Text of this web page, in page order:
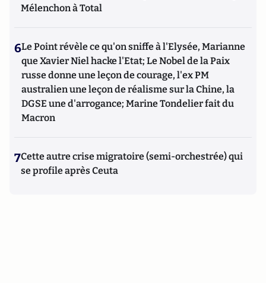
Mélenchon à Total
6Le Point révèle ce qu'on sniffe à l'Elysée, Marianne
que Xavier Niel hacke l'Etat; Le Nobel de la Paix
russe donne une leçon de courage, l'ex PM
australien une leçon de réalisme sur la Chine, la
DGSE une d'arrogance; Marine Tondelier fait du
Macron
7Cette autre crise migratoire (semi-orchestrée) qui
se profile après Ceuta